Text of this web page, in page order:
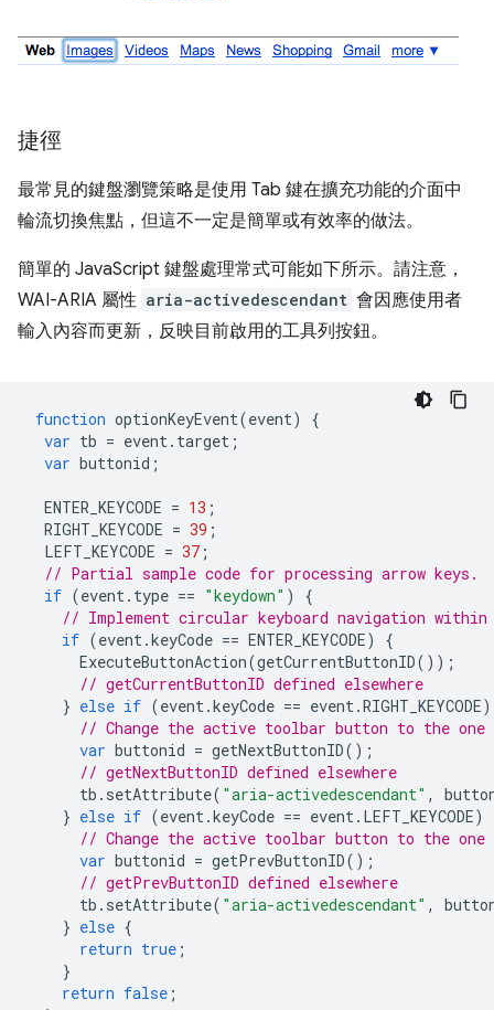
捷徑
最常見的鍵盤瀏覽策略是使用 Tab 鍵在擴充功能的介面中
輪流切換焦點，但這不一定是簡單或有效率的做法。
簡單的 JavaScript 鍵盤處理常式可能如下所示。請注意，
WAI-ARIA 屬性 aria-activedescendant 會因應使用者
輸入內容而更新，反映目前啟用的工具列按鈕。
function optionKeyEvent(event)
{
var tb = event . target ;
var buttonid ;
ENTER_KEYCODE = 13 ;
RIGHT_KEYCODE = 39 ;
LEFT_KEYCODE = 37 ;
// Partial sample code for processing arrow keys.
if (event . type == "keydown" )
{
// Implement circular keyboard navigation
if (event .keyCode == ENTER_KEYCODE)
{
ExecuteButtonAction(getCurrentButtonID());
// getCurrentButtonID defined elsewhere
} else if (event .keyCode == event .RIGHT_KEYCODE)
// Change the active toolbar button to the
var buttonid = getNextButtonID();
// getNextButtonID defined elsewhere
tb . setAttribute( "aria-activedescendant" ,
} else if (event .keyCode == event . LEFT_KEYCODE)
// Change the active toolbar button to the
var buttonid = getPrevButtonID();
// getPrevButtonID defined elsewhere
tb . setAttribute( "aria-activedescendant" ,
} else {
return true ;
}
return false ;